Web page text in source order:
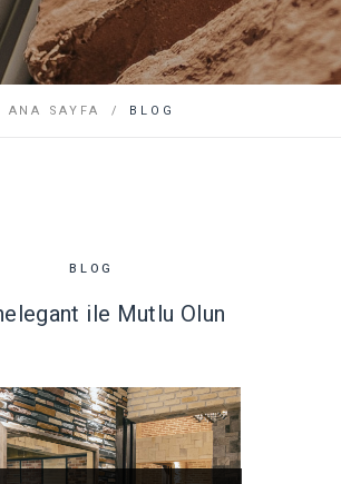
ANA SAYFA BLOG
BLOG
ile Mutlu Olun